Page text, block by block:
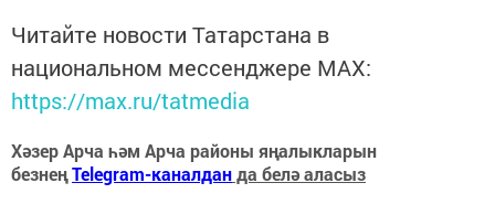
Читайте новости Татарстана в
национальном мессенджере MАХ:
https://max.ru/tatmedia
Хәзер Арча һәм Арча районы яңалыкларын
безнеңTelegram-каналданда белә аласыз